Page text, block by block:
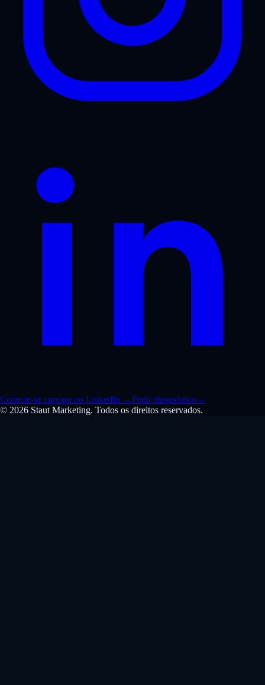
Conecte-se comigo no LinkedIn →Pedir diagnóstico→
© 2026 Staut Marketing. Todos os direitos reservados.